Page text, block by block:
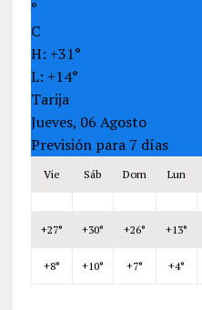
°
C
H: +31°
L: +14°
Tarija
Jueves, 06 Agosto
Previsión para 7 días
Vie Sáb Dom Lun
+27° +30° +26° +13°
+8° +10° +7° +4°